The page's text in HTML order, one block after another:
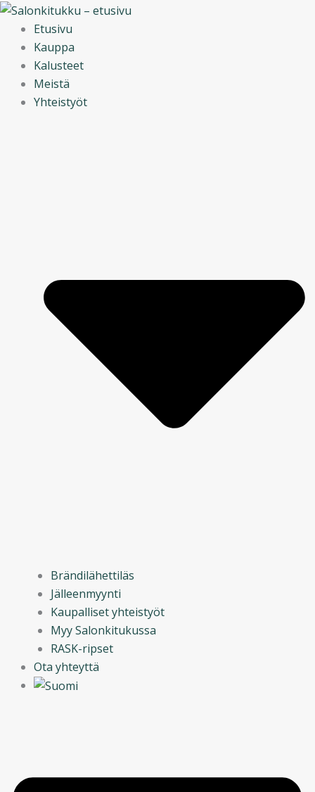
Siirry
sisältöönEtusivu
Kauppa
Kalusteet
Meistä
Yhteistyöt
Brändilähettiläs
Jälleenmyynti
Kaupalliset yhteistyöt
Myy Salonkitukussa
RASK-ripset
Ota yhteyttä
Main
Menu
Main
Menu
Main
Menu